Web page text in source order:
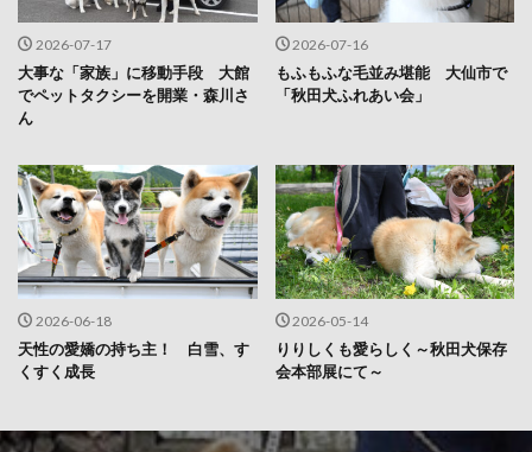
2026-07-17
大事な「家族」に移動手段 大館
でペットタクシーを開業・森川さ
ん
2026-07-16
もふもふな毛並み堪能 大仙市で
「秋田犬ふれあい会」
2026-06-18
天性の愛嬌の持ち主！ 白雪、す
くすく成長
2026-05-14
りりしくも愛らしく～秋田犬保存
会本部展にて～